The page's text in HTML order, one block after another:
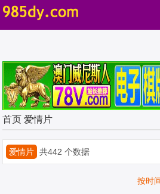
首页 爱情片
爱情片 共442 个数据
按时